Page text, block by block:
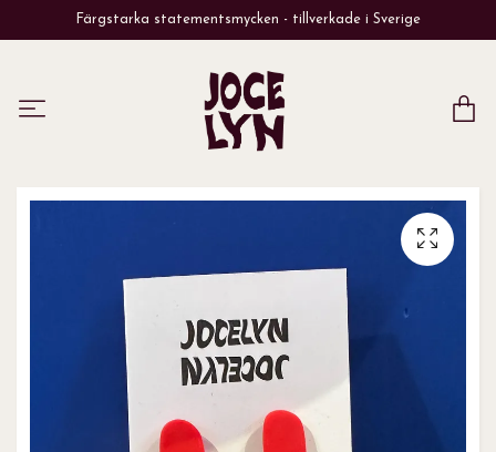
Färgstarka statementsmycken - tillverkade i Sverige